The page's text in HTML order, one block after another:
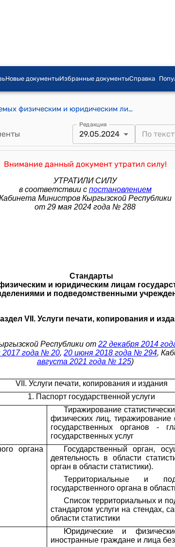
Новые документыИзбранные документыСправка
Стандарты государственных услуг, оказываемых физическим и юридическим лицам государственными органами, их структурными подразделениями и подведомственными учреждениями. Раздел VII. Услуги печати, копирования и издания (к постановлению Правительства Кыргызской Республики от 3 июня 2014 года № 303)
Редакция
29.05.2024
Внимание данный документ утратил силу!